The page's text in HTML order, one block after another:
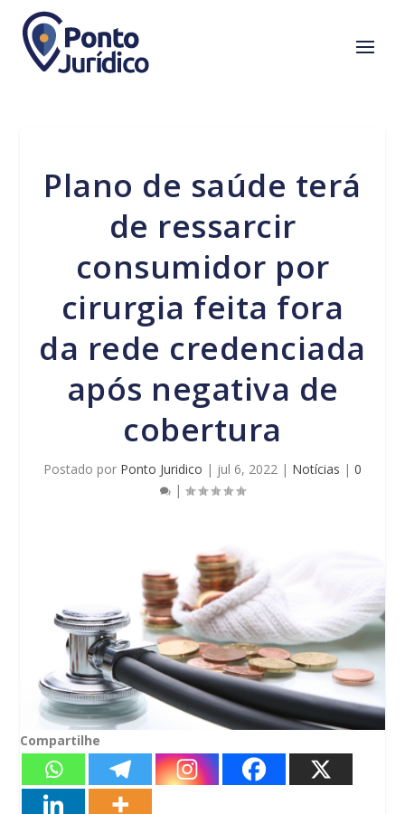
Plano de saúde terá
de ressarcir
consumidor por
cirurgia feita fora
da rede credenciada
após negativa de
cobertura
Postado por Ponto Juridico | jul 6, 2022 | Notícias | 0
|
Compartilhe